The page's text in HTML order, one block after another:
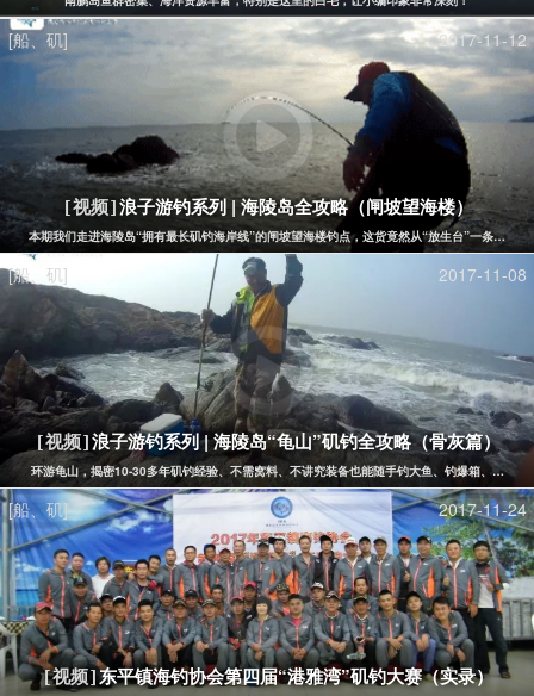
[船、矶] 2017-11-12
[视频]浪子游钓系列 | 海陵岛全攻略（闸坡望海楼）
本期我们走进海陵岛“拥有最长矶钓海岸线”的闸坡望海楼钓点，这货竟然从“放生台”一条栈道
[船、矶] 2017-11-08
[视频]浪子游钓系列 | 海陵岛“龟山”矶钓全攻略（骨灰篇）
环游龟山，揭密10-30多年矶钓经验、不需窝料、不讲究装备也能随手钓大鱼、钓爆箱、追求"
[船、矶] 2017-11-24
[视频] 东平镇海钓协会第四届“港雅湾”矶钓大赛（实录）